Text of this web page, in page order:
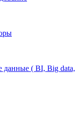
данные ( BI, Big data,